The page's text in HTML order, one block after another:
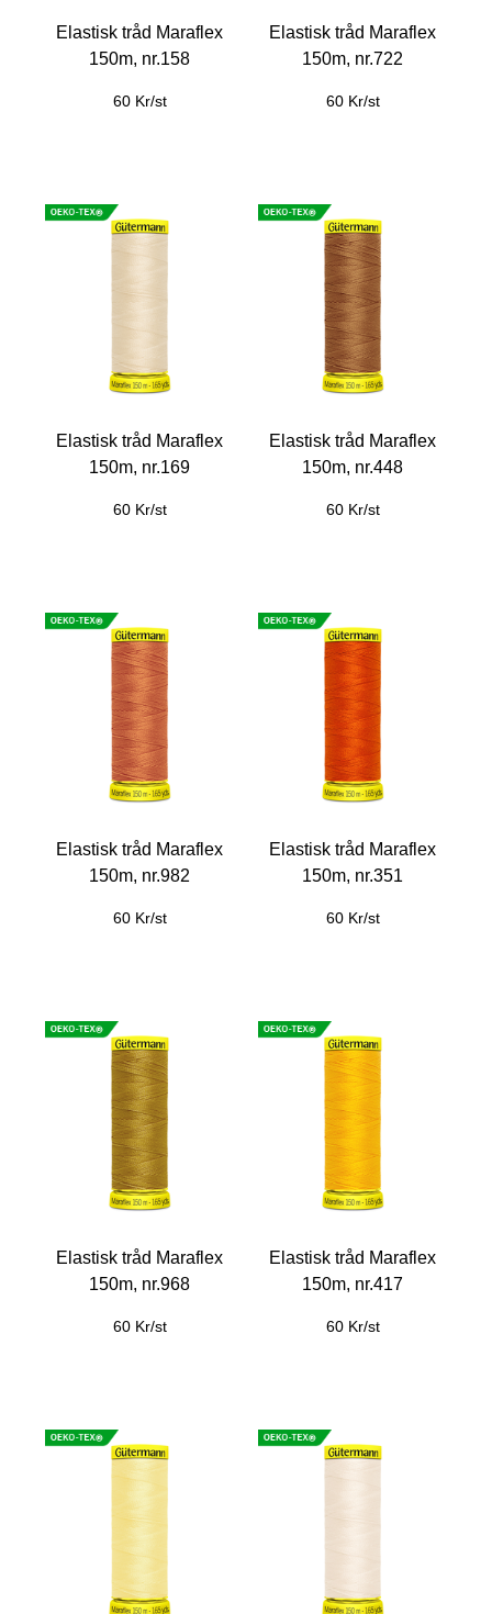
Elastisk tråd Maraflex
150m, nr.158
60 Kr/st
Elastisk tråd Maraflex
150m, nr.722
60 Kr/st
Elastisk tråd Maraflex
150m, nr.169
60 Kr/st
Elastisk tråd Maraflex
150m, nr.448
60 Kr/st
Elastisk tråd Maraflex
150m, nr.982
60 Kr/st
Elastisk tråd Maraflex
150m, nr.351
60 Kr/st
Elastisk tråd Maraflex
150m, nr.968
60 Kr/st
Elastisk tråd Maraflex
150m, nr.417
60 Kr/st